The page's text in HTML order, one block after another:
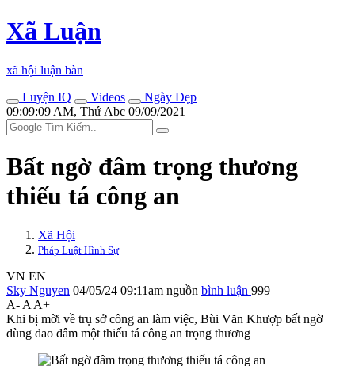
Xã Luận
xã hội luận bàn
Luyện IQ
Videos
Ngày Đẹp
09:09:09 AM, Thứ Abc 09/09/2021
Bất ngờ đâm trọng thương
thiếu tá công an
Xã Hội
Pháp Luật Hình Sự
VN EN
Sky Nguyen 04/05/24 09:11am nguồn bình luận 999
A- A A+
Khi bị mời về trụ sở công an làm việc, Bùi Văn Khượp bất ngờ
dùng dao đâm một thiếu tá công an trọng thương